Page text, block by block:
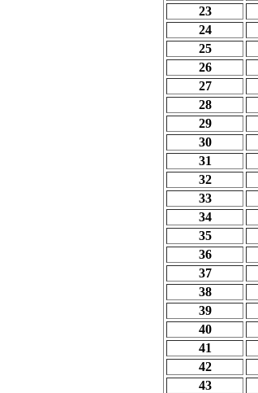
23
24
25
26
27
28
29
30
31
32
33
34
35
36
37
38
39
40
41
42
43